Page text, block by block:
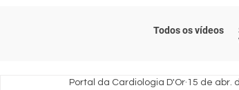
Portal da Cardiologia D'Or 15 de abr.
Todos os vídeos